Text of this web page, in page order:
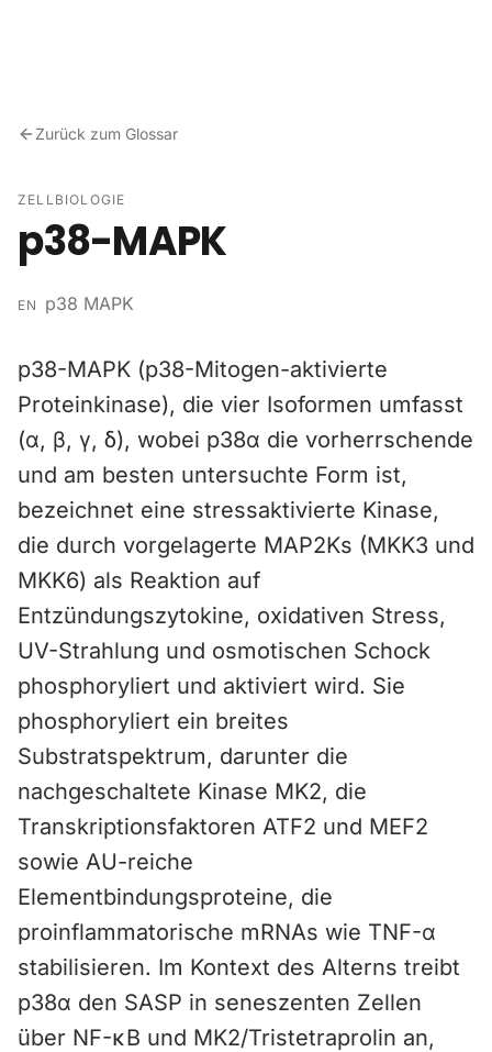
Zurück zum Glossar
ZELLBIOLOGIE
p38-MAPK
EN p38 MAPK
p38-MAPK (p38-Mitogen-aktivierte
Proteinkinase), die vier Isoformen umfasst
(α, β, γ, δ), wobei p38α die vorherrschende
und am besten untersuchte Form ist,
bezeichnet eine stressaktivierte Kinase,
die durch vorgelagerte MAP2Ks (MKK3 und
MKK6) als Reaktion auf
Entzündungszytokine, oxidativen Stress,
UV-Strahlung und osmotischen Schock
phosphoryliert und aktiviert wird. Sie
phosphoryliert ein breites
Substratspektrum, darunter die
nachgeschaltete Kinase MK2, die
Transkriptionsfaktoren ATF2 und MEF2
sowie AU-reiche
Elementbindungsproteine, die
proinflammatorische mRNAs wie TNF-α
stabilisieren. Im Kontext des Alterns treibt
p38α den SASP in seneszenten Zellen
über NF-κB und MK2/Tristetraprolin an,